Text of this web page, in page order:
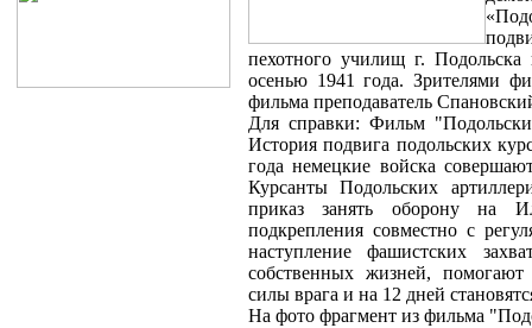
пехотного училищ г.
осенью 1941 года. Зрителями
фильма преподаватель
Для справки: Фильм
История подвига подольских
года немецкие войска
Курсанты Подольских
приказ занять оборону на
подкрепления совместно с
наступление фашистских
собственных жизней,
силы врага и на 12 дней
На фото фрагмент из фильма